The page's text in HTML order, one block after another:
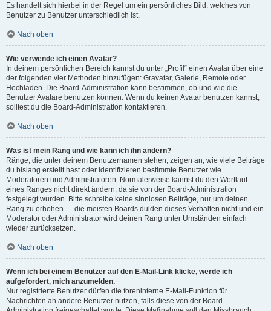
Es handelt sich hierbei in der Regel um ein persönliches Bild, welches von
Benutzer zu Benutzer unterschiedlich ist.
Nach oben
Wie verwende ich einen Avatar?
In deinem persönlichen Bereich kannst du unter „Profil“ einen Avatar über eine
der folgenden vier Methoden hinzufügen: Gravatar, Galerie, Remote oder
Hochladen. Die Board-Administration kann bestimmen, ob und wie die
Benutzer Avatare benutzen können. Wenn du keinen Avatar benutzen kannst,
solltest du die Board-Administration kontaktieren.
Nach oben
Was ist mein Rang und wie kann ich ihn ändern?
Ränge, die unter deinem Benutzernamen stehen, zeigen an, wie viele Beiträge
du bislang erstellt hast oder identifizieren bestimmte Benutzer wie
Moderatoren und Administratoren. Normalerweise kannst du den Wortlaut
eines Ranges nicht direkt ändern, da sie von der Board-Administration
festgelegt wurden. Bitte schreibe keine sinnlosen Beiträge, nur um deinen
Rang zu erhöhen — die meisten Boards dulden dieses Verhalten nicht und ein
Moderator oder Administrator wird deinen Rang unter Umständen einfach
wieder zurücksetzen.
Nach oben
Wenn ich bei einem Benutzer auf den E-Mail-Link klicke, werde ich
aufgefordert, mich anzumelden.
Nur registrierte Benutzer dürfen die foreninterne E-Mail-Funktion für
Nachrichten an andere Benutzer nutzen, falls diese von der Board-